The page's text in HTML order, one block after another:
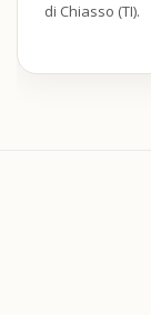
di Chiasso (TI).